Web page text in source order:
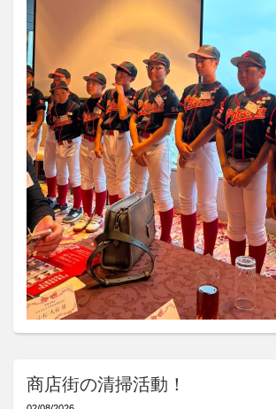
商店街の清掃活動！